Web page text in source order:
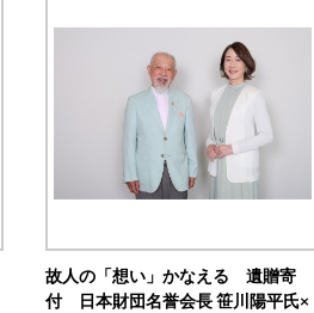
故人の「想い」かなえる 遺贈寄
付 日本財団名誉会長 笹川陽平氏×